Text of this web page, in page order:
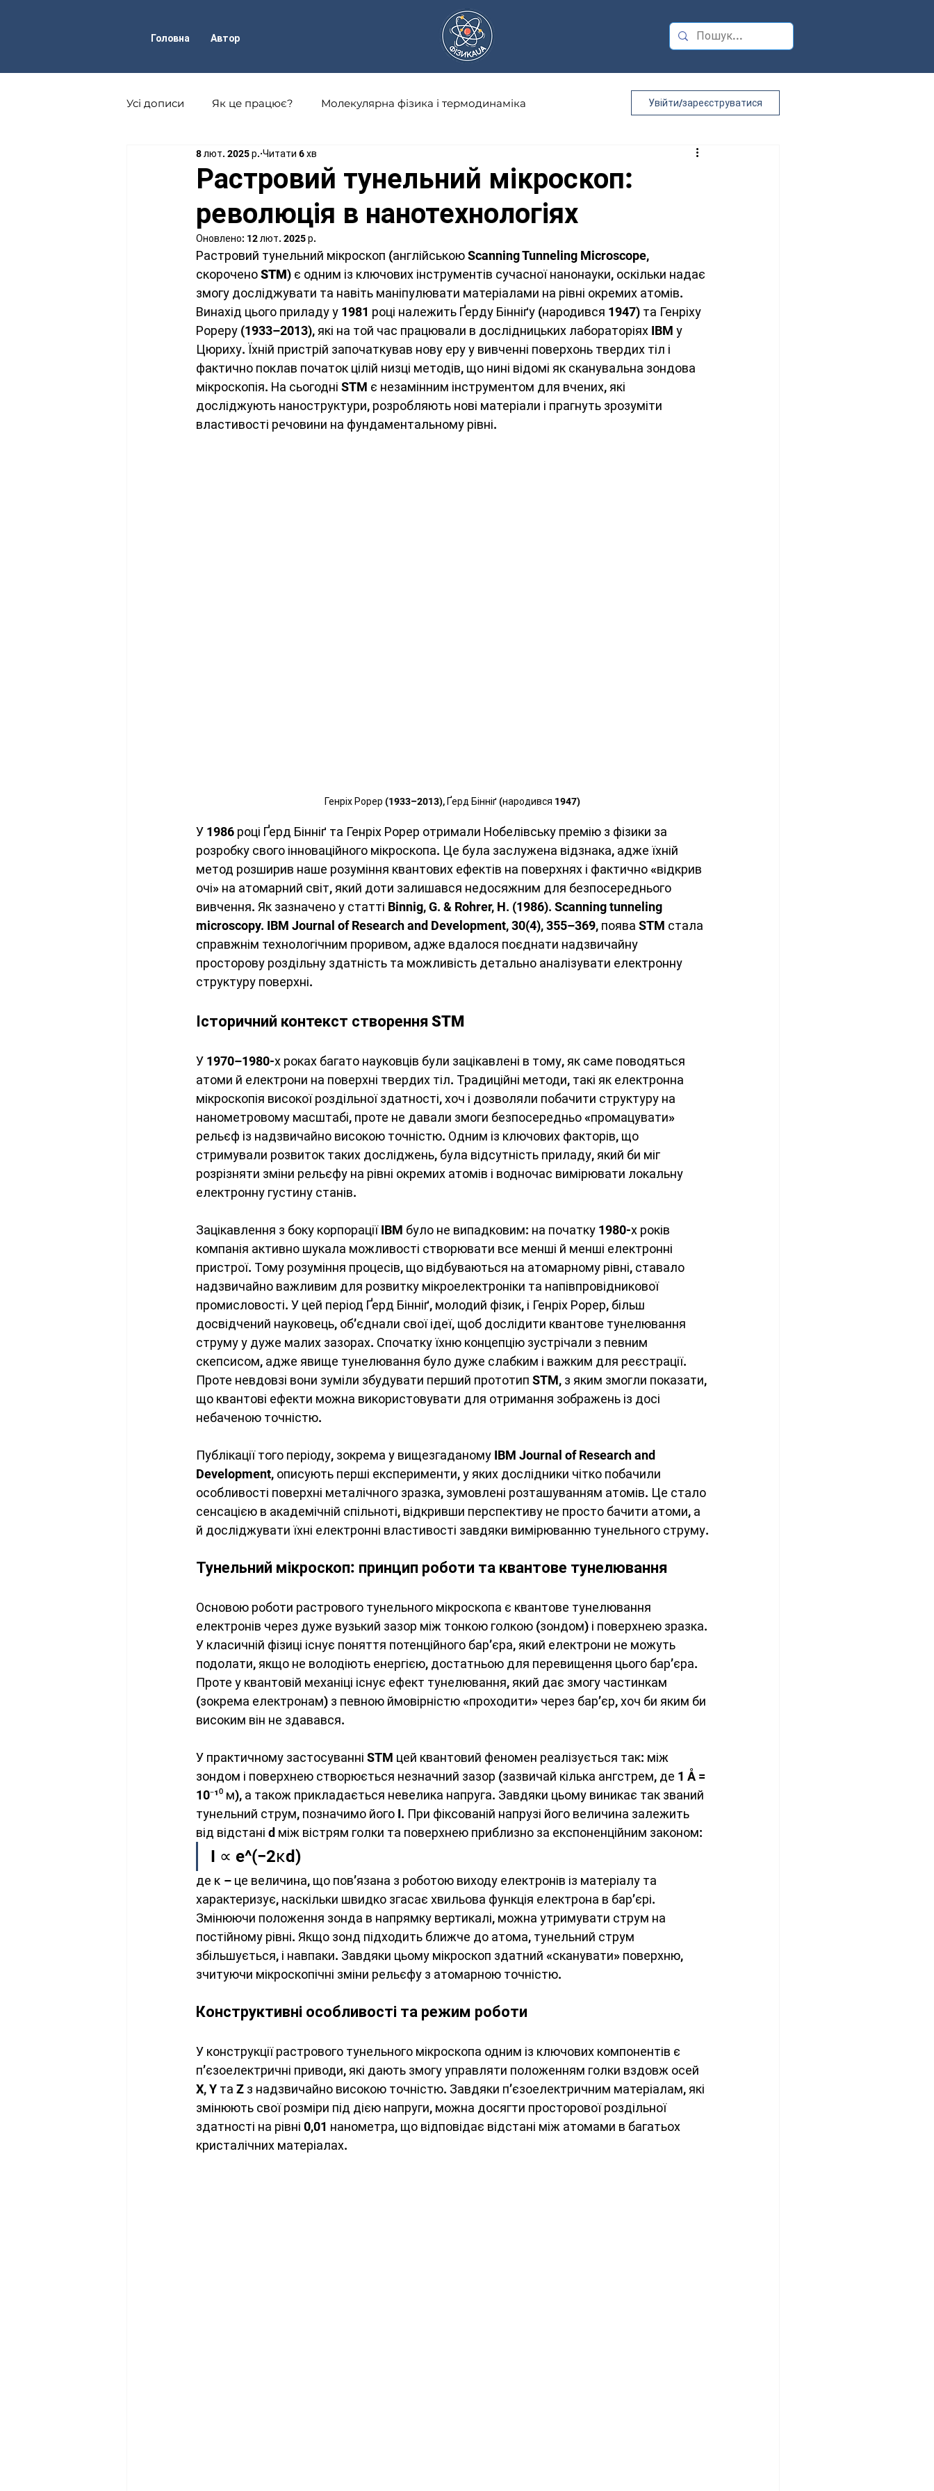
Головна Автор
Усі дописи Як це працює? Молекулярна фізика і термодинаміка
Фізика атома і атомного ядра
Астрофізика Техніка Оптика Електричний струм
Науково-популярні журнали Сонячна система Історія фізики
Космонавтика Квантова фізика Електростатика Енергетика
Стандартна модель Фізика твердого тіла Коливання і хвилі
Увійти/зареєструватися
Растровий тунельний мікроскоп:
революція в нанотехнологіях
8 лют. 2025 р. Читати 6 хв
Оновлено: 12 лют. 2025 р.
Растровий тунельний мікроскоп (англійською Scanning Tunneling Microscope,
скорочено STM) є одним із ключових інструментів сучасної нанонауки, оскільки надає
змогу досліджувати та навіть маніпулювати матеріалами на рівні окремих атомів.
Винахід цього приладу у 1981 році належить Ґерду Бінніґу (народився 1947) та Генріху
Рореру (1933–2013), які на той час працювали в дослідницьких лабораторіях IBM у
Цюриху. Їхній пристрій започаткував нову еру у вивченні поверхонь твердих тіл і
фактично поклав початок цілій низці методів, що нині відомі як сканувальна зондова
мікроскопія. На сьогодні STM є незамінним інструментом для вчених, які
досліджують наноструктури, розробляють нові матеріали і прагнуть зрозуміти
властивості речовини на фундаментальному рівні.
Генріх Рорер (1933–2013), Ґерд Бінніґ (народився 1947)
У 1986 році Ґерд Бінніґ та Генріх Рорер отримали Нобелівську премію з фізики за
розробку свого інноваційного мікроскопа. Це була заслужена відзнака, адже їхній
метод розширив наше розуміння квантових ефектів на поверхнях і фактично «відкрив
очі» на атомарний світ, який доти залишався недосяжним для безпосереднього
вивчення. Як зазначено у статті Binnig, G. & Rohrer, H. (1986). Scanning tunneling
microscopy. IBM Journal of Research and Development, 30(4), 355–369, поява STM стала
справжнім технологічним проривом, адже вдалося поєднати надзвичайну
просторову роздільну здатність та можливість детально аналізувати електронну
структуру поверхні.
Історичний контекст створення STM
У 1970–1980-х роках багато науковців були зацікавлені в тому, як саме поводяться
атоми й електрони на поверхні твердих тіл. Традиційні методи, такі як електронна
мікроскопія високої роздільної здатності, хоч і дозволяли побачити структуру на
нанометровому масштабі, проте не давали змоги безпосередньо «промацувати»
рельєф із надзвичайно високою точністю. Одним із ключових факторів, що
стримували розвиток таких досліджень, була відсутність приладу, який би міг
розрізняти зміни рельєфу на рівні окремих атомів і водночас вимірювати локальну
електронну густину станів.
Зацікавлення з боку корпорації IBM було не випадковим: на початку 1980-х років
компанія активно шукала можливості створювати все менші й менші електронні
пристрої. Тому розуміння процесів, що відбуваються на атомарному рівні, ставало
надзвичайно важливим для розвитку мікроелектроніки та напівпровідникової
промисловості. У цей період Ґерд Бінніґ, молодий фізик, і Генріх Рорер, більш
досвідчений науковець, об’єднали свої ідеї, щоб дослідити квантове тунелювання
струму у дуже малих зазорах. Спочатку їхню концепцію зустрічали з певним
скепсисом, адже явище тунелювання було дуже слабким і важким для реєстрації.
Проте невдовзі вони зуміли збудувати перший прототип STM, з яким змогли показати,
що квантові ефекти можна використовувати для отримання зображень із досі
небаченою точністю.
Публікації того періоду, зокрема у вищезгаданому IBM Journal of Research and
Development, описують перші експерименти, у яких дослідники чітко побачили
особливості поверхні металічного зразка, зумовлені розташуванням атомів. Це стало
сенсацією в академічній спільноті, відкривши перспективу не просто бачити атоми, а
й досліджувати їхні електронні властивості завдяки вимірюванню тунельного струму.
Тунельний мікроскоп: принцип роботи та квантове тунелювання
Основою роботи растрового тунельного мікроскопа є квантове тунелювання
електронів через дуже вузький зазор між тонкою голкою (зондом) і поверхнею зразка.
У класичній фізиці існує поняття потенційного бар’єра, який електрони не можуть
подолати, якщо не володіють енергією, достатньою для перевищення цього бар’єра.
Проте у квантовій механіці існує ефект тунелювання, який дає змогу частинкам
(зокрема електронам) з певною ймовірністю «проходити» через бар’єр, хоч би яким би
високим він не здавався.
У практичному застосуванні STM цей квантовий феномен реалізується так: між
зондом і поверхнею створюється незначний зазор (зазвичай кілька ангстрем, де 1 Å =
10⁻¹⁰ м), а також прикладається невелика напруга. Завдяки цьому виникає так званий
тунельний струм, позначимо його I. При фіксованій напрузі його величина залежить
від відстані d між вістрям голки та поверхнею приблизно за експоненційним законом:
I ∝ e^(−2κd)
де κ – це величина, що пов’язана з роботою виходу електронів із матеріалу та
характеризує, наскільки швидко згасає хвильова функція електрона в бар’єрі.
Змінюючи положення зонда в напрямку вертикалі, можна утримувати струм на
постійному рівні. Якщо зонд підходить ближче до атома, тунельний струм
збільшується, і навпаки. Завдяки цьому мікроскоп здатний «сканувати» поверхню,
зчитуючи мікроскопічні зміни рельєфу з атомарною точністю.
Конструктивні особливості та режим роботи
У конструкції растрового тунельного мікроскопа одним із ключових компонентів є
п’єзоелектричні приводи, які дають змогу управляти положенням голки вздовж осей
X, Y та Z з надзвичайно високою точністю. Завдяки п’єзоелектричним матеріалам, які
змінюють свої розміри під дією напруги, можна досягти просторової роздільної
здатності на рівні 0,01 нанометра, що відповідає відстані між атомами в багатьох
кристалічних матеріалах.